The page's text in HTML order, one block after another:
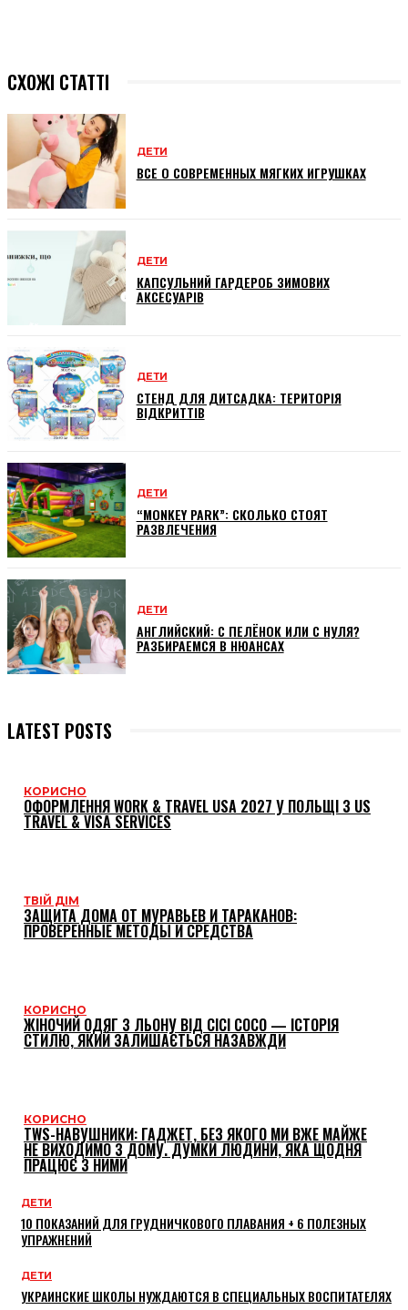
СХОЖІ СТАТТІ
ДЕТИ
ВСЕ О СОВРЕМЕННЫХ МЯГКИХ ИГРУШКАХ
ДЕТИ
КАПСУЛЬНИЙ ГАРДЕРОБ ЗИМОВИХ
АКСЕСУАРІВ
ДЕТИ
СТЕНД ДЛЯ ДИТСАДКА: ТЕРИТОРІЯ
ВІДКРИТТІВ
ДЕТИ
“MONKEY PARK”: СКОЛЬКО СТОЯТ
РАЗВЛЕЧЕНИЯ
ДЕТИ
АНГЛИЙСКИЙ: С ПЕЛЁНОК ИЛИ С НУЛЯ?
РАЗБИРАЕМСЯ В НЮАНСАХ
LATEST POSTS
КОРИСНО
ОФОРМЛЕННЯ WORK & TRAVEL USA 2027 У ПОЛЬЩІ З US
TRAVEL & VISA SERVICES
ТВІЙ ДІМ
ЗАЩИТА ДОМА ОТ МУРАВЬЕВ И ТАРАКАНОВ:
ПРОВЕРЕННЫЕ МЕТОДЫ И СРЕДСТВА
КОРИСНО
ЖІНОЧИЙ ОДЯГ З ЛЬОНУ ВІД CICI COCO — ІСТОРІЯ
СТИЛЮ, ЯКИЙ ЗАЛИШАЄТЬСЯ НАЗАВЖДИ
КОРИСНО
TWS-НАВУШНИКИ: ГАДЖЕТ, БЕЗ ЯКОГО МИ ВЖЕ МАЙЖЕ
НЕ ВИХОДИМО З ДОМУ. ДУМКИ ЛЮДИНИ, ЯКА ЩОДНЯ
ПРАЦЮЄ З НИМИ
ДЕТИ
10 ПОКАЗАНИЙ ДЛЯ ГРУДНИЧКОВОГО ПЛАВАНИЯ + 6 ПОЛЕЗНЫХ
УПРАЖНЕНИЙ
ДЕТИ
УКРАИНСКИЕ ШКОЛЫ НУЖДАЮТСЯ В СПЕЦИАЛЬНЫХ ВОСПИТАТЕЛЯХ